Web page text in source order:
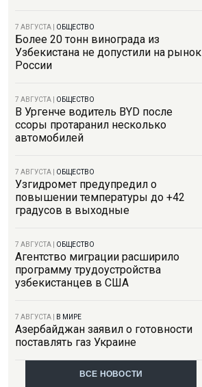
7 АВГУСТА ОБЩЕСТВО
Более 20 тонн винограда из
Узбекистана не допустили на рынок
России
7 АВГУСТА ОБЩЕСТВО
В Ургенче водитель BYD после
ссоры протаранил несколько
автомобилей
7 АВГУСТА ОБЩЕСТВО
Узгидромет предупредил о
повышении температуры до +42
градусов в выходные
7 АВГУСТА ОБЩЕСТВО
Агентство миграции расширило
программу трудоустройства
узбекистанцев в США
7 АВГУСТА В МИРЕ
Азербайджан заявил о готовности
поставлять газ Украине
ВСЕ НОВОСТИ